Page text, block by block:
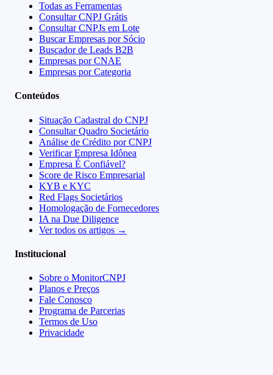
Todas as Ferramentas
Consultar CNPJ Grátis
Consultar CNPJs em Lote
Buscar Empresas por Sócio
Buscador de Leads B2B
Empresas por CNAE
Empresas por Categoria
Conteúdos
Situação Cadastral do CNPJ
Consultar Quadro Societário
Análise de Crédito por CNPJ
Verificar Empresa Idônea
Empresa É Confiável?
Score de Risco Empresarial
KYB e KYC
Red Flags Societários
Homologação de Fornecedores
IA na Due Diligence
Ver todos os artigos →
Institucional
Sobre o MonitorCNPJ
Planos e Preços
Fale Conosco
Programa de Parcerias
Termos de Uso
Privacidade